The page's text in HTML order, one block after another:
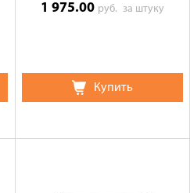
1 975.00 руб. за штуку
Купить